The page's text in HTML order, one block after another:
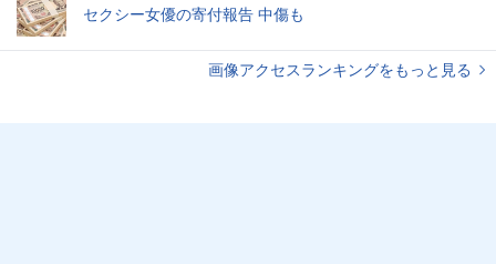
セクシー女優の寄付報告 中傷も
画像アクセスランキングをもっと見る